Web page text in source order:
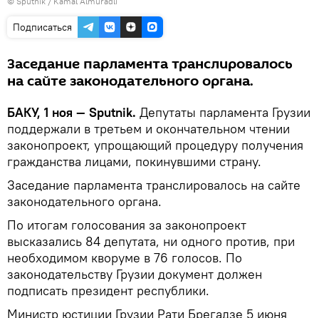
Подписаться
Заседание парламента транслировалось
на сайте законодательного органа.
БАКУ, 1 ноя — Sputnik. Депутаты парламента Грузии
поддержали в третьем и окончательном чтении
законопроект, упрощающий процедуру получения
гражданства лицами, покинувшими страну.
Заседание парламента транслировалось на сайте
законодательного органа.
По итогам голосования за законопроект
высказались 84 депутата, ни одного против, при
необходимом кворуме в 76 голосов. По
законодательству Грузии документ должен
подписать президент республики.
Министр юстиции Грузии Рати Брегадзе 5 июня